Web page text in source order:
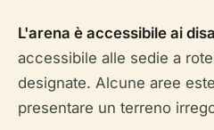
L'arena è accessibile ai
accessibile alle sedie a
designate. Alcune aree
presentare un terreno